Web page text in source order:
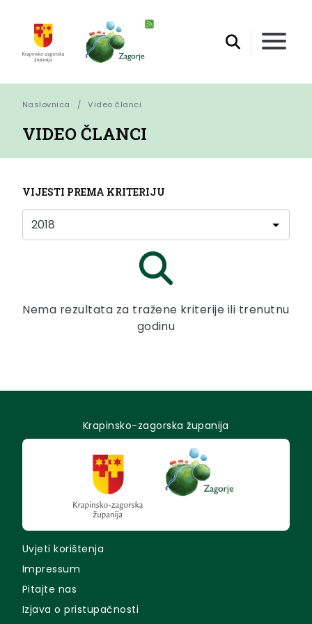
Naslovnica Video članci
VIDEO ČLANCI
VIJESTI PREMA KRITERIJU
Nema rezultata za tražene kriterije ili trenutnu
godinu
Krapinsko-zagorska županija
Uvjeti korištenja
Impressum
Pitajte nas
Izjava o pristupačnosti